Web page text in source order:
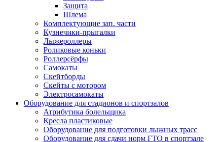
Защита
Шлема
Комплектующие зап. части
Кузнечики-прыгалки
Лыжероллеры
Роликовые коньки
Роллерсёрфы
Самокаты
Скейтборды
Скейты с мотором
Электросамокаты
Оборудование для стадионов и спортзалов
Атрибутика болельщика
Кресла пластиковые
Оборудование для подготовки лыжных трасс
Оборудование для сдачи норм ГТО в спортзале